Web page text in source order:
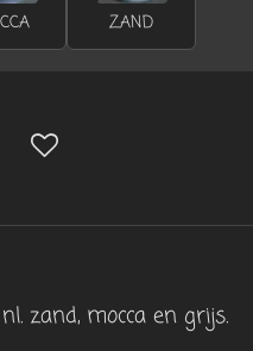
ZAND
zand, mocca en grijs.